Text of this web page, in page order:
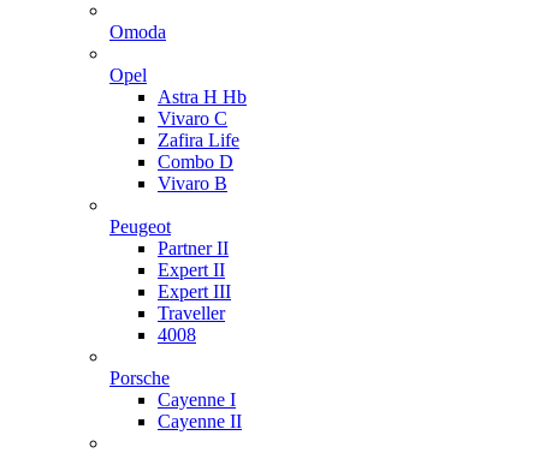
Omoda
Opel
Astra H Hb
Vivaro C
Zafira Life
Combo D
Vivaro B
Peugeot
Partner II
Expert II
Expert III
Traveller
4008
Porsche
Cayenne I
Cayenne II